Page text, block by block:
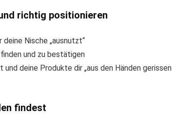
richtig positionieren
Nische „ausnutzt“
und zu bestätigen
deine Produkte dir „aus den Händen gerissen
findest